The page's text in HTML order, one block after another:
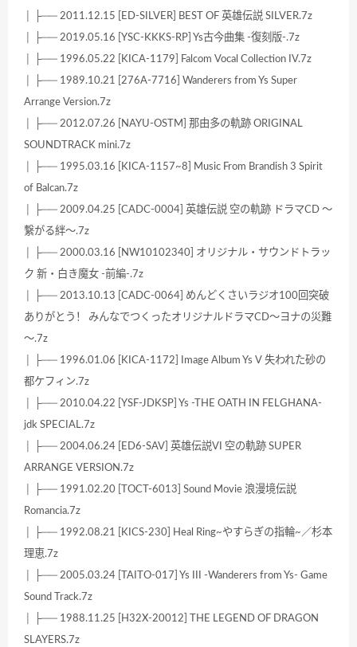
│ ├── 2011.12.15 [ED-SILVER] BEST OF 英雄伝説 SILVER.7z
│ ├── 2019.05.16 [YSC-KKKS-RP] Ys古今曲集 -復刻版-.7z
│ ├── 1996.05.22 [KICA-1179] Falcom Vocal Collection IV.7z
│ ├── 1989.10.21 [276A-7716] Wanderers from Ys Super
Arrange Version.7z
│ ├── 2012.07.26 [NAYU-OSTM] 那由多の軌跡 ORIGINAL
SOUNDTRACK mini.7z
│ ├── 1995.03.16 [KICA-1157~8] Music From Brandish 3 Spirit
of Balcan.7z
│ ├── 2009.04.25 [CADC-0004] 英雄伝説 空の軌跡 ドラマCD ～
繋がる絆～.7z
│ ├── 2000.03.16 [NW10102340] オリジナル・サウンドトラッ
ク 新・白き魔女 -前編-.7z
│ ├── 2013.10.13 [CADC-0064] めんどくさいラジオ100回突破
ありがとう！ みんなでつくったオリジナルドラマCD～ヨナの災難
～.7z
│ ├── 1996.01.06 [KICA-1172] Image Album Ys V 失われた砂の
都ケフィン.7z
│ ├── 2010.04.22 [YSF-JDKSP] Ys -THE OATH IN FELGHANA-
jdk SPECIAL.7z
│ ├── 2004.06.24 [ED6-SAV] 英雄伝説VI 空の軌跡 SUPER
ARRANGE VERSION.7z
│ ├── 1991.02.20 [TOCT-6013] Sound Movie 浪漫境伝説
Romancia.7z
│ ├── 1992.08.21 [KICS-230] Heal Ring~やすらぎの指輪~／杉本
理恵.7z
│ ├── 2005.03.24 [TAITO-017] Ys III -Wanderers from Ys- Game
Sound Track.7z
│ ├── 1988.11.25 [H32X-20012] THE LEGEND OF DRAGON
SLAYERS.7z